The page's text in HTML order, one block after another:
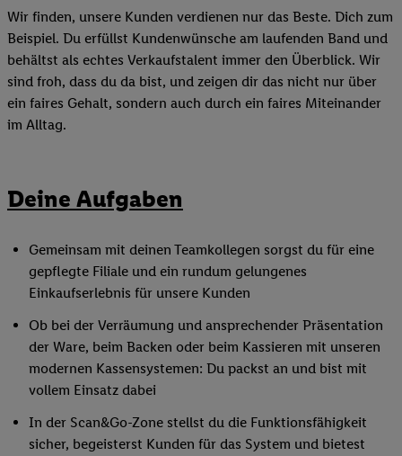
Wir finden, unsere Kunden verdienen nur das Beste. Dich zum
Beispiel. Du erfüllst Kundenwünsche am laufenden Band und
behältst als echtes Verkaufstalent immer den Überblick. Wir
sind froh, dass du da bist, und zeigen dir das nicht nur über
ein faires Gehalt, sondern auch durch ein faires Miteinander
im Alltag.
Deine Aufgaben
Gemeinsam mit deinen Teamkollegen sorgst du für eine
gepflegte Filiale und ein rundum gelungenes
Einkaufserlebnis für unsere Kunden
Ob bei der Verräumung und ansprechender Präsentation
der Ware, beim Backen oder beim Kassieren mit unseren
modernen Kassensystemen: Du packst an und bist mit
vollem Einsatz dabei
In der Scan&Go-Zone stellst du die Funktionsfähigkeit
sicher, begeisterst Kunden für das System und bietest